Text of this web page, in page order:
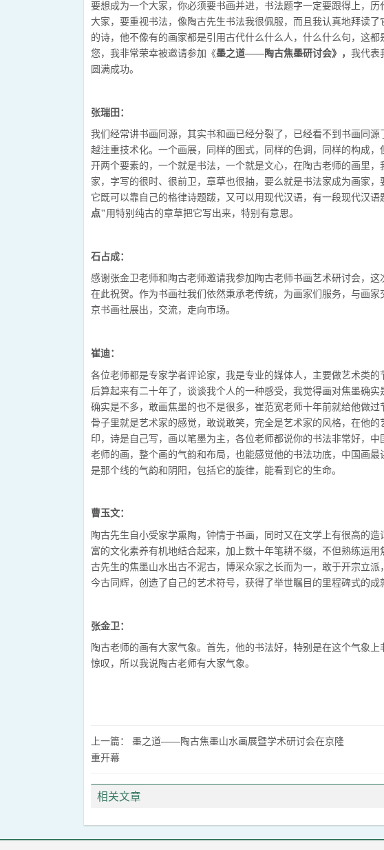
要想成为一个大家，你必须要书画并进，书法题字一定要跟得上，
大家，要重视书法，像陶古先生书法我很佩服，而且我认真地拜读
的诗，他不像有的画家都是引用古代什么什么人，什么什么句，这
您，我非常荣幸被邀请参加《墨之道——陶古焦墨研讨会》， 我代表
圆满成功。
张瑞田：
我们经常讲书画同源，其实书和画已经分裂了，已经看不到书画同
越注重技术化。一个画展，同样的图式，同样的色调，同样的构成
开两个要素的，一个就是书法，一个就是文心，在陶古老师的画里
家，字写的很时、很前卫，章草也很抽，要么就是书法家成为画家
它既可以靠自己的格律诗题跋，又可以用现代汉语，有一段现代汉语
点"用特别纯古的章草把它写出来，特别有意思。
石占成：
感谢张金卫老师和陶古老师邀请我参加陶古老师书画艺术研讨会，
在此祝贺。作为书画社我们依然秉承老传统，为画家们服务，与画
京书画社展出，交流，走向市场。
崔迪：
各位老师都是专家学者评论家，我是专业的媒体人，主要做艺术类
后算起来有二十年了，谈谈我个人的一种感受，我觉得画对焦墨确
确实是不多，敢画焦墨的也不是很多，崔范宽老师十年前就给他做
骨子里就是艺术家的感觉，敢说敢笑，完全是艺术家的风格，在他
印，诗是自己写，画以笔墨为主，各位老师都说你的书法非常好，
老师的画，整个画的气韵和布局，也能感觉他的书法功底，中国画
是那个线的气韵和阴阳，包括它的旋律，能看到它的生命。
曹玉文：
陶古先生自小受家学熏陶，钟情于书画，同时又在文学上有很高的
富的文化素养有机地结合起来，加上数十年笔耕不缀，不但熟练运
古先生的焦墨山水出古不泥古，博采众家之长而为一，敢于开宗立
今古同辉，创造了自己的艺术符号，获得了举世瞩目的里程碑式的成
张金卫：
陶古老师的画有大家气象。首先，他的书法好，特别是在这个气象
惊叹，所以我说陶古老师有大家气象。
上一篇： 墨之道——陶古焦墨山水画展暨学术研讨会在京隆
重开幕
相关文章